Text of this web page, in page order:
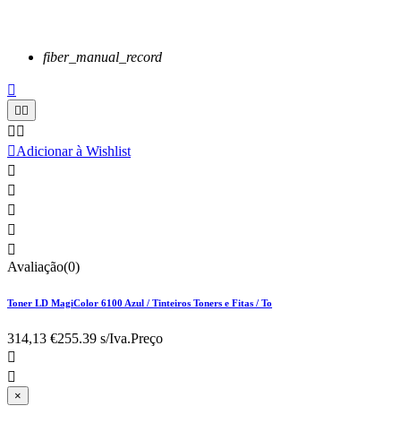
fiber_manual_record

 
 
Adicionar à Wishlist





Avaliação(0)
Toner LD MagiColor 6100 Azul / Tinteiros Toners e Fitas / To
314,13 €255.39 s/Iva.Preço


×